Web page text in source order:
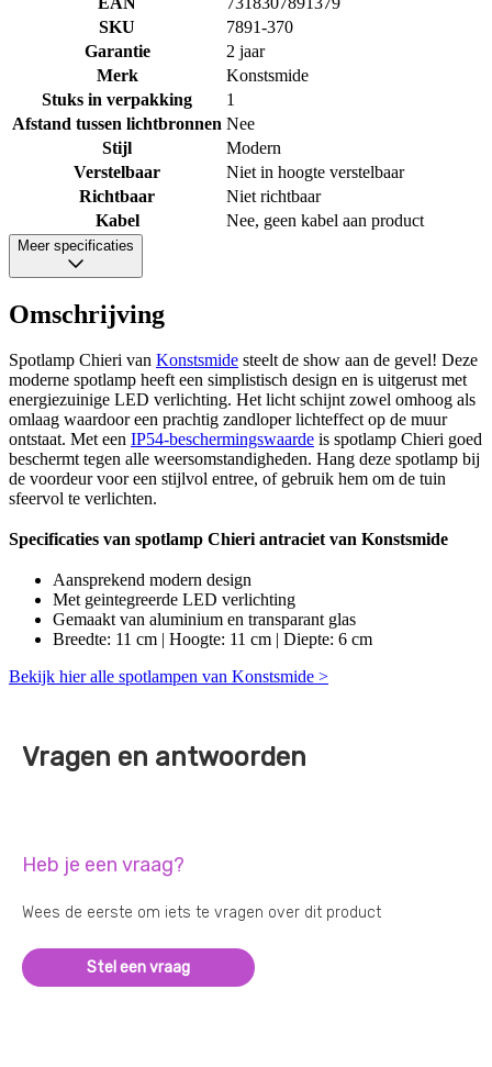
SKU
7891-370
Garantie
2 jaar
Merk
Konstsmide
Stuks in verpakking
1
Afstand tussen lichtbronnen Nee
Stijl
Modern
Verstelbaar
Niet in hoogte verstelbaar
Richtbaar
Niet richtbaar
Kabel
Nee, geen kabel aan product
Meer specificaties
Omschrijving
Spotlamp Chieri van Konstsmide steelt de show aan de gevel! Deze
moderne spotlamp heeft een simplistisch design en is uitgerust met
energiezuinige LED verlichting. Het licht schijnt zowel omhoog als
omlaag waardoor een prachtig zandloper lichteffect op de muur
ontstaat. Met een IP54-beschermingswaarde is spotlamp Chieri goed
beschermt tegen alle weersomstandigheden. Hang deze spotlamp bij
de voordeur voor een stijlvol entree, of gebruik hem om de tuin
sfeervol te verlichten.
Specificaties van spotlamp Chieri antraciet van Konstsmide
Aansprekend modern design
Met geintegreerde LED verlichting
Gemaakt van aluminium en transparant glas
Breedte: 11 cm | Hoogte: 11 cm | Diepte: 6 cm
Bekijk hier alle spotlampen van Konstsmide >
Vragen en antwoorden
Heb je een vraag?
Wees de eerste om iets te vragen over dit product
Stel een vraag